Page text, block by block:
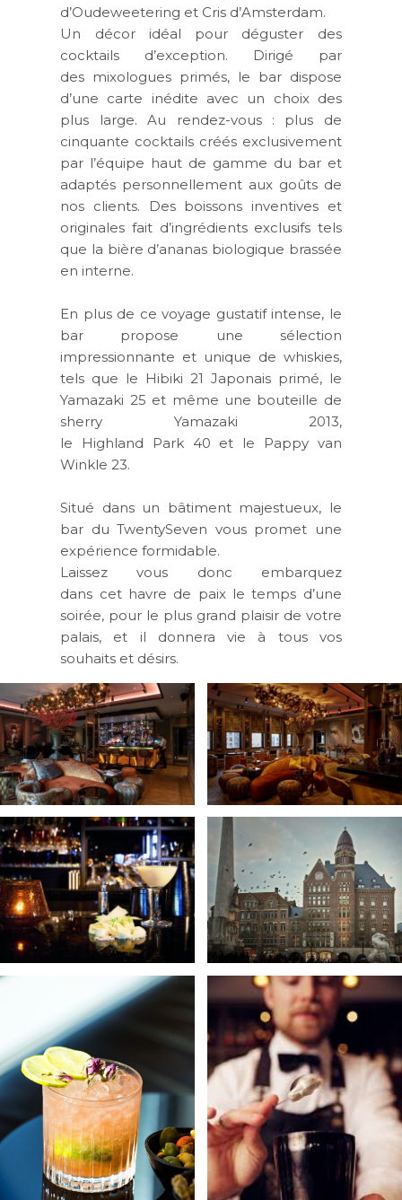
d’Oudeweetering et Cris d’Amsterdam.
Un décor idéal pour déguster des
cocktails d’exception. Dirigé par
des mixologues primés, le bar dispose
d’une carte inédite avec un choix des
plus large. Au rendez-vous : plus de
cinquante cocktails créés exclusivement
par l’équipe haut de gamme du bar et
adaptés personnellement aux goûts de
nos clients. Des boissons inventives et
originales fait d’ingrédients exclusifs tels
que la bière d’ananas biologique brassée
en interne.
En plus de ce voyage gustatif intense, le
bar propose une sélection
impressionnante et unique de whiskies,
tels que le Hibiki 21 Japonais primé, le
Yamazaki 25 et même une bouteille de
sherry Yamazaki 2013,
le Highland Park 40 et le Pappy van
Winkle 23.
Situé dans un bâtiment majestueux, le
bar du TwentySeven vous promet une
expérience formidable.
Laissez vous donc embarquez
dans cet havre de paix le temps d’une
soirée, pour le plus grand plaisir de votre
palais, et il donnera vie à tous vos
souhaits et désirs.